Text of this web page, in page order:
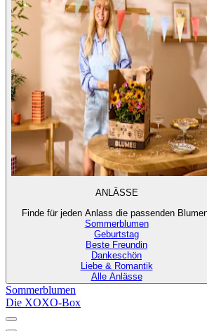
ANLÄSSE
Finde für jeden Anlass die passenden
Sommerblumen
Geburtstag
Beste Freundin
Dankeschön
Liebe & Romantik
Alle Anlässe
Sommerblumen
Die XOXO-Box